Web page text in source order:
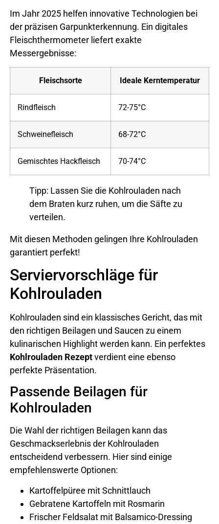
Im Jahr 2025 helfen innovative Technologien bei
der präzisen Garpunkterkennung. Ein digitales
Fleischthermometer liefert exakte
Messergebnisse:
Fleischsorte Ideale Kerntemperatur
Rindfleisch 72-75°C
Schweinefleisch 68-72°C
Gemischtes Hackfleisch 70-74°C
Tipp: Lassen Sie die Kohlrouladen nach
dem Braten kurz ruhen, um die Säfte zu
verteilen.
Mit diesen Methoden gelingen Ihre Kohlrouladen
garantiert perfekt!
Serviervorschläge für
Kohlrouladen
Kohlrouladen sind ein klassisches Gericht, das mit
den richtigen Beilagen und Saucen zu einem
kulinarischen Highlight werden kann. Ein perfektes
Kohlrouladen Rezeptverdient eine ebenso
perfekte Präsentation.
Passende Beilagen für
Kohlrouladen
Die Wahl der richtigen Beilagen kann das
Geschmackserlebnis der Kohlrouladen
entscheidend verbessern. Hier sind einige
empfehlenswerte Optionen:
Kartoffelpüree mit Schnittlauch
Gebratene Kartoffeln mit Rosmarin
Frischer Feldsalat mit Balsamico-Dressing